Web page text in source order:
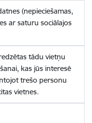
(nepieciešamas,
ar saturu sociālajos
tādu vietņu
kas jūs interesē
trešo personu
vietnes.